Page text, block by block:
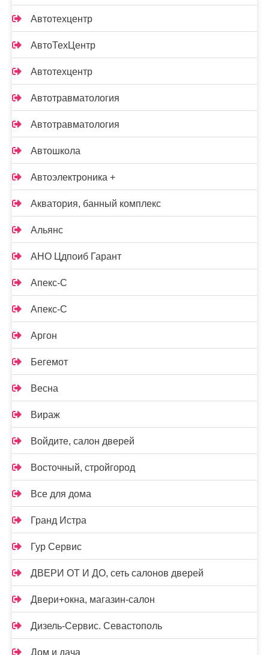
Автотехцентр
АвтоТехЦентр
Автотехцентр
Автотравматология
Автотравматология
Автошкола
Автоэлектроника +
Акватория, банный комплекс
Альянс
АНО Цдпоиб Гарант
Апекс-С
Апекс-С
Аргон
Бегемот
Весна
Вираж
Войдите, салон дверей
Восточный, стройгород
Все для дома
Гранд Истра
Гур Сервис
ДВЕРИ ОТ И ДО, сеть салонов дверей
Двери+окна, магазин-салон
Дизель-Сервис. Севастополь
Дом и дача